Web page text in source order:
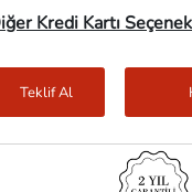
Kredi Kartı
Teklif Al